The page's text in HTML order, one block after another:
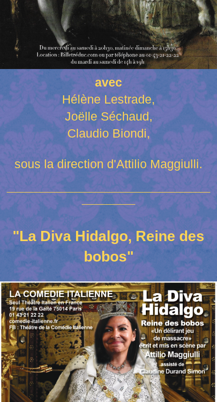
avec
Hélène Lestrade,
Joëlle Séchaud,
Claudio Biondi,
sous la direction d'Attilio Maggiulli.
__________________________________________
___________
"La Diva Hidalgo, Reine des
bobos"